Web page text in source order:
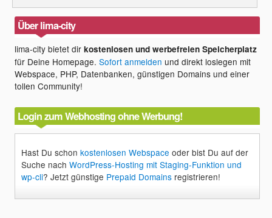
Über lima-city
lima-city bietet dirkostenlosen und werbefreien Speicherplatz
für Deine Homepage.Sofort anmelden und direkt loslegen mit
Webspace, PHP, Datenbanken, günstigen Domains und einer
tollen Community!
Login zum Webhosting ohne Werbung!
Hast Du schonkostenlosen Webspace oder bist Du auf der
Suche nachWordPress-Hosting mit Staging-Funktion und
wp-cli? Jetzt günstige Prepaid Domains registrieren!